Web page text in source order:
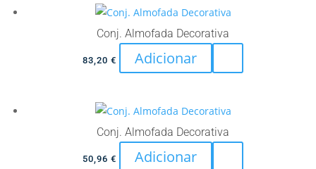
Conj. Almofada Decorativa
83,20 € Adicionar
Conj. Almofada Decorativa
50,96 € Adicionar